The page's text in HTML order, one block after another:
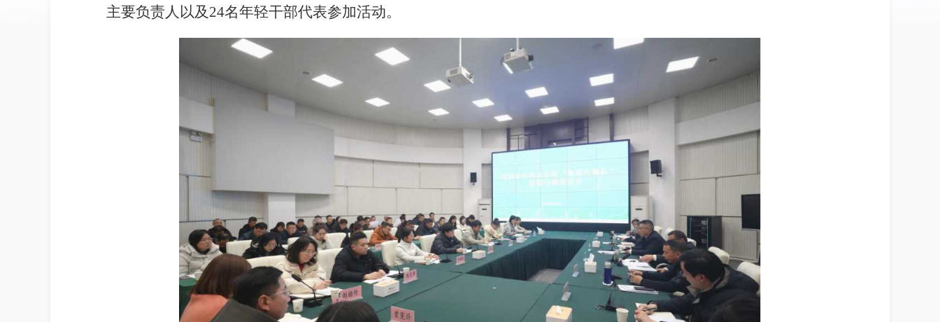
主要负责人以及 24名年轻干部代表参加活动。